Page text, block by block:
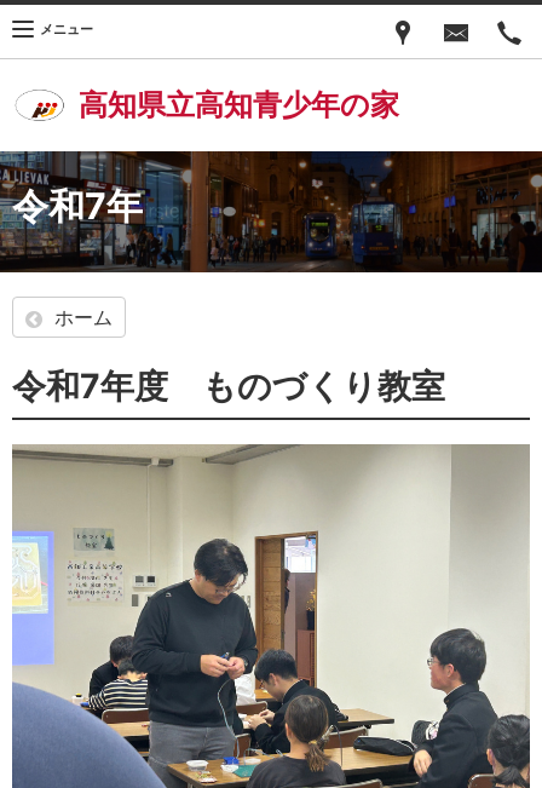
高知県立高知青少年の家
メニュー
令和7年
ホーム
令和7年度 ものづくり教室